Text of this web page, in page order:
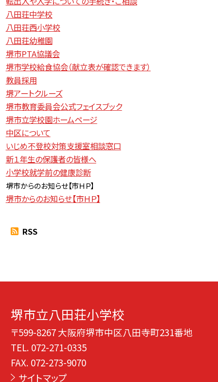
八田荘中学校
八田荘西小学校
八田荘幼稚園
堺市PTA協議会
堺市学校給食協会（献立表が確認できます）
教員採用
堺アートクルーズ
堺市教育委員会公式フェイスブック
堺市立学校園ホームページ
中区について
いじめ不登校対策支援室相談窓口
新１年生の保護者の皆様へ
小学校就学前の健康診断
堺市からのお知らせ【市ＨＰ】
堺市からのお知らせ【市ＨＰ】
RSS
堺市立八田荘小学校
〒599-8267 大阪府堺市中区八田寺町231番地
TEL. 072-271-0335
FAX. 072-273-9070
サイトマップ